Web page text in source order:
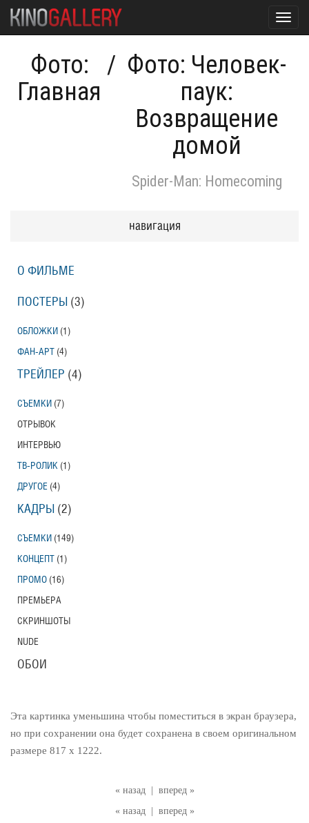
Фото:
Главная
/ Фото: Человек-
паук:
Возвращение
домой
Spider-Man: Homecoming
« назад
вперед »
« назад
вперед »
Эта картинка уменьшина чтобы поместиться в экран браузера,
но при сохранении она будет сохранена в своем оригинальном
размере 817 x 1222.
навигация
О ФИЛЬМЕ
ПОСТЕРЫ (3)
ОБЛОЖКИ (1)
ФАН-АРТ (4)
ТРЕЙЛЕР (4)
СЪЕМКИ (7)
ОТРЫВОК
ИНТЕРВЬЮ
ТВ-РОЛИК (1)
ДРУГОЕ (4)
КАДРЫ (2)
СЪЕМКИ (149)
КОНЦЕПТ (1)
ПРОМО (16)
ПРЕМЬЕРА
СКРИНШОТЫ
NUDE
ОБОИ